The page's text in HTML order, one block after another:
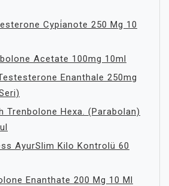
Cypi̇anote 250 Mg 10
Acetate 100mg 10ml
Enanthale 250mg
Trenbolone Hexa. (Parabolan)
AyurSlim Kilo Kontrolü 60
Enanthate 200 Mg 10 Ml